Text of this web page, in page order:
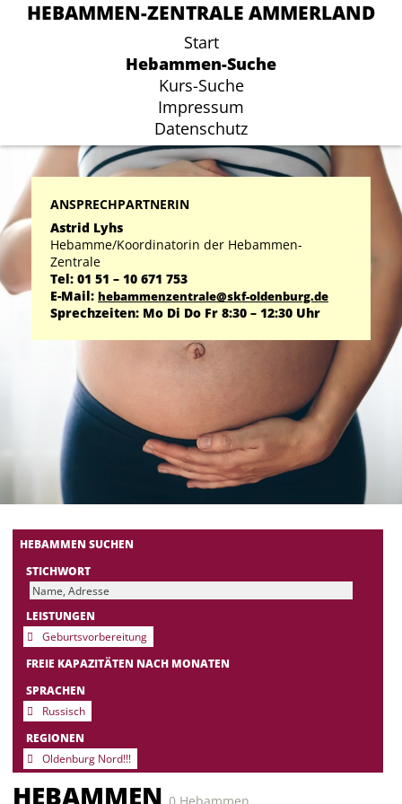
HEBAMMEN-ZENTRALE AMMERLAND
Start
Hebammen-Suche
Kurs-Suche
Impressum
Datenschutz
HEBAMMEN-ZENTRALE AMMERLAND
Start
Hebammen-Suche
Kurs-Suche
Impressum
Datenschutz
ANSPRECHPARTNERIN
Astrid Lyhs
Hebamme/Koordinatorin der Hebammen-
Zentrale
Tel: 01 51 – 10 671 753
E-Mail: hebammenzentrale@skf-oldenburg.de
Sprechzeiten: Mo Di Do Fr 8:30 – 12:30 Uhr
HEBAMMEN SUCHEN
STICHWORT
LEISTUNGEN
Geburtsvorbereitung
FREIE KAPAZITÄTEN NACH MONATEN
SPRACHEN
Russisch
REGIONEN
Oldenburg Nord!!!
HEBAMMEN